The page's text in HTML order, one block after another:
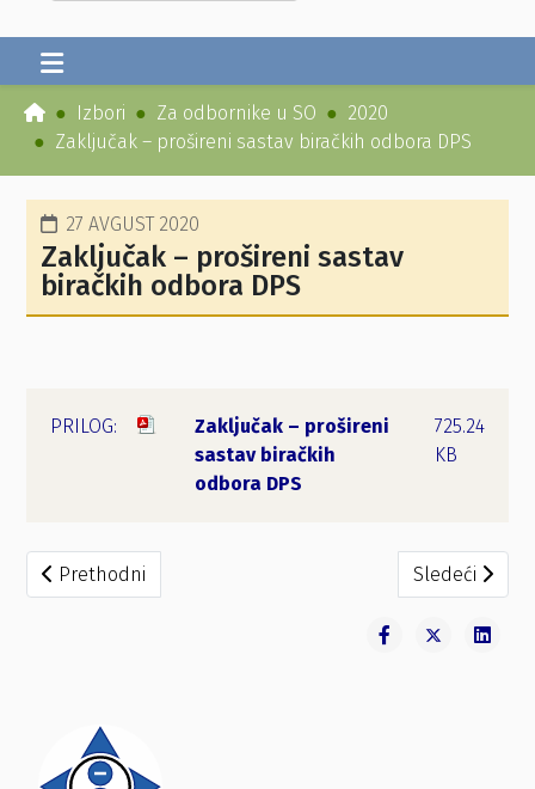
Izbori Za odbornike u SO
2020
Zaključak – prošireni sastav biračkih odbora DPS
27 AVGUST 2020
Zaključak – prošireni sastav
biračkih odbora DPS
Zaključak – prošireni
sastav biračkih
odbora DPS
725.24
KB
Prethodni članak: BIRAČKI ODBOR MAŽINA I
Prethodni Sledeći
Sledeći